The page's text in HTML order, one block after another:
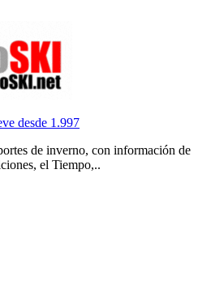
desde 1.997
de inverno, con información de
el Tiempo,..